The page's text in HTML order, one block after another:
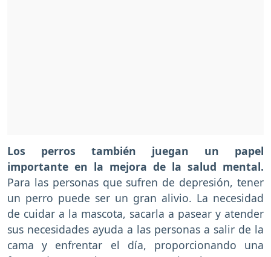
Los perros también juegan un papel
importante en la mejora de la salud mental.
Para las personas que sufren de depresión, tener
un perro puede ser un gran alivio. La necesidad
de cuidar a la mascota, sacarla a pasear y atender
sus necesidades ayuda a las personas a salir de la
cama y enfrentar el día, proporcionando una